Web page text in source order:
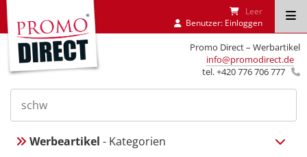
Promo Direct – Werbartikel
info@promodirect.de
tel. +420 776 706 777
Leer
Benutzer: Einloggen
Werbeartikel - Kategorien